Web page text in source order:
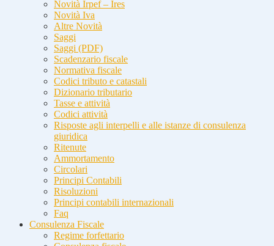
Novità Irpef – Ires
Novità Iva
Altre Novità
Saggi
Saggi (PDF)
Scadenzario fiscale
Normativa fiscale
Codici tributo e catastali
Dizionario tributario
Tasse e attività
Codici attività
Risposte agli interpelli e alle istanze di consulenza
giuridica
Ritenute
Ammortamento
Circolari
Principi Contabili
Risoluzioni
Principi contabili internazionali
Faq
Consulenza Fiscale
Regime forfettario